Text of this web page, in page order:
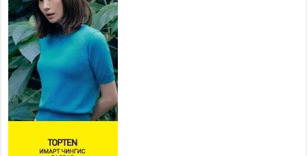
2026 оны 7 сар 22 / 9 цаг 28 минут
Б.Пүрэвдагва: “Урт цагаан”-ыг
залуучууд чөлөөт цагаа
өнгөрүүлдэг, жуулчид зорьж
ирдэг цэг болгоно
2026 оны 7 сар 21 / 16 цаг 47 минут
Тусгай замын автобус /BRT/ төслийн удирдах
хорооны ээлжит хуралдаан боллоо
Ерөнхий сайд Н.Учрал БНХАУ-аас Монгол Улсад